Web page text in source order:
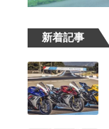
新着記事